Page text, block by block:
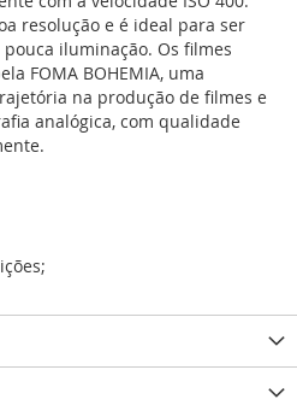
resolução e é ideal para ser
iluminação. Os filmes
FOMA BOHEMIA, uma
na produção de filmes e
analógica, com qualidade